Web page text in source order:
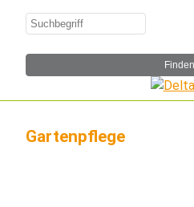
Gartenpflege